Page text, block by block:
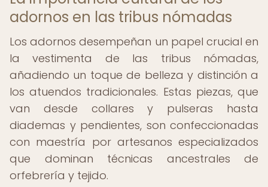
adornos en las tribus nómadas
Los adornos desempeñan un papel crucial en
la vestimenta de las tribus nómadas,
añadiendo un toque de belleza y distinción a
los atuendos tradicionales. Estas piezas, que
van desde collares y pulseras hasta
diademas y pendientes, son confeccionadas
con maestría por artesanos especializados
que dominan técnicas ancestrales de
orfebrería y tejido.